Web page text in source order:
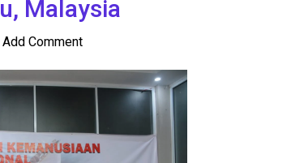
Malaysia
Add Comment